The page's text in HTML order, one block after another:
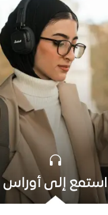
استمع إلى أوراس